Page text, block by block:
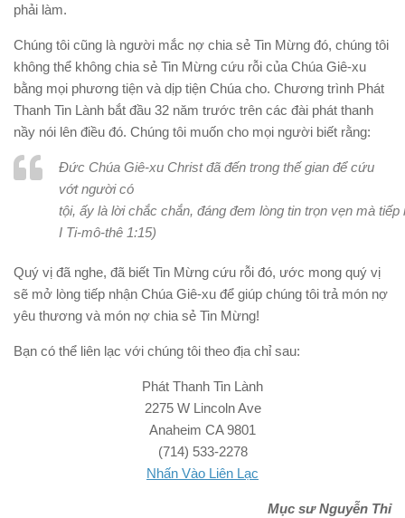
phải làm.
Chúng tôi cũng là người mắc nợ chia sẻ Tin Mừng đó, chúng tôi
không thể không chia sẻ Tin Mừng cứu rỗi của Chúa Giê-xu
bằng mọi phương tiện và dịp tiện Chúa cho. Chương trình Phát
Thanh Tin Lành bắt đầu 32 năm trước trên các đài phát thanh
nầy nói lên điều đó. Chúng tôi muốn cho mọi người biết rằng:
Đức Chúa Giê-xu Christ đã đến trong thế gian để cứu
vớt người có
tội, ấy là lời chắc chắn, đáng đem lòng tin trọn vẹn mà tiếp
I Ti-mô-thê 1:15)
Quý vị đã nghe, đã biết Tin Mừng cứu rỗi đó, ước mong quý vị
sẽ mở lòng tiếp nhận Chúa Giê-xu để giúp chúng tôi trả món nợ
yêu thương và món nợ chia sẻ Tin Mừng!
Bạn có thể liên lạc với chúng tôi theo địa chỉ sau:
Phát Thanh Tin Lành
2275 W Lincoln Ave
Anaheim CA 9801
(714) 533-2278
Nhấn Vào Liên Lạc
Mục sư Nguyễn Thỉ